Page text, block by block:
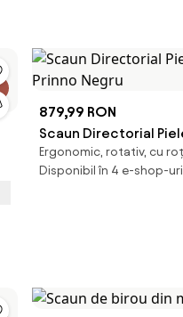
879,99 RON
Scaun Directorial
Prinno Negru
Ergonomic, rotativ, cu
Disponibil în 4 e-shop-uri